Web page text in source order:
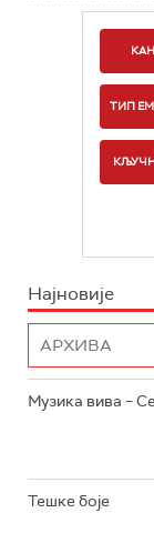
ТИП
Најновије
Музика вива –
Тешке боје